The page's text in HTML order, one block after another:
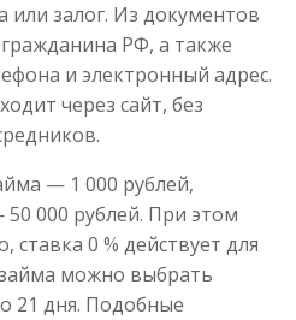
займ
до50 000₽
от 1 до 21 дня
залог. Из документов
РФ, а также
и электронный адрес.
через сайт, без
— 1 000 рублей,
000 рублей. При этом
ставка 0 % действует для
можно выбрать
21 дня. Подобные